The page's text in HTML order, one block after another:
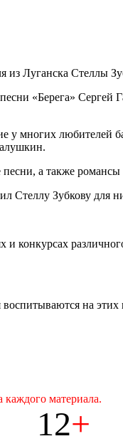
из Луганска Стеллы
«Берега» Сергей
многих любителей
песни, а также
Стеллу Зубкову для
и конкурсах
на этих
материала.
12+